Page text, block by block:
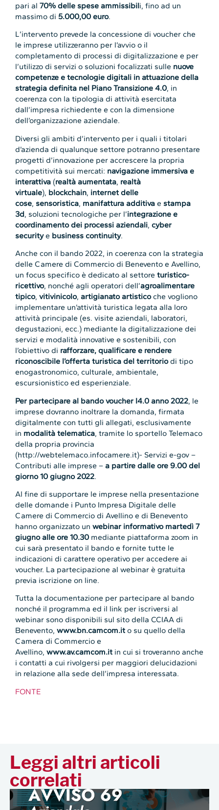
pari al70% delle spese ammissibili, fino ad un
massimo di 5.000,00 euro.
L’intervento prevede la concessione di voucher che
le imprese utilizzeranno per l’avvio o il
completamento di processi di digitalizzazione e per
l’utilizzo di servizi o soluzioni focalizzati sulle nuove
competenze e tecnologie digitali in attuazione della
strategia definita nel Piano Transizione 4.0, in
coerenza con la tipologia di attività esercitata
dall’impresa richiedente e con la dimensione
dell’organizzazione aziendale.
Diversi gli ambiti d’intervento per i quali i titolari
d’azienda di qualunque settore potranno presentare
progetti d’innovazione per accrescere la propria
competitività sui mercati: navigazione immersiva e
interattiva (realtà aumentata, realtà
virtuale), blockchain, internet delle
cose, sensoristica, manifattura additivae stampa
3d, soluzioni tecnologiche per l’integrazione e
coordinamento dei processi aziendali,cyber
securitye business continuity.
Anche con il bando 2022, in coerenza con la strategia
delle Camere di Commercio di Benevento e Avellino,
un focus specifico è dedicato al settoreturistico-
ricettivo, nonché agli operatori dell’agroalimentare
tipico,vitivinicolo,artigianato artisticoche vogliono
implementare un’attività turistica legata alla loro
attività principale (es. visite aziendali, laboratori,
degustazioni, ecc.) mediante la digitalizzazione dei
servizi e modalità innovative e sostenibili, con
l’obiettivo di rafforzare, qualificare e rendere
riconoscibile l’offerta turistica del territoriodi tipo
enogastronomico, culturale, ambientale,
escursionistico ed esperienziale.
Per partecipare al bando voucher I4.0 anno 2022, le
imprese dovranno inoltrare la domanda, firmata
digitalmente con tutti gli allegati, esclusivamente
in modalità telematica, tramite lo sportello Telemaco
della propria provincia
(http://webtelemaco.infocamere.it)- Servizi e-gov –
Contributi alle imprese –a partire dalle ore 9.00 del
giorno 10 giugno 2022.
Al fine di supportare le imprese nella presentazione
delle domande i Punto Impresa Digitale delle
Camere di Commercio di Avellino e di Benevento
hanno organizzato unwebinar informativo martedì 7
giugno alle ore 10.30 mediante piattaforma zoom in
cui sarà presentato il bando e fornite tutte le
indicazioni di carattere operativo per accedere ai
voucher. La partecipazione al webinar è gratuita
previa iscrizione on line.
Tutta la documentazione per partecipare al bando
nonché il programma ed il link per iscriversi al
webinar sono disponibili sul sito della CCIAA di
Benevento,www.bn.camcom.it o su quello della
Camera di Commercio e
Avellino,www.av.camcom.it in cui si troveranno anche
i contatti a cui rivolgersi per maggiori delucidazioni
in relazione alla sede dell’impresa interessata.
FONTE
Leggi altri articoli
correlati